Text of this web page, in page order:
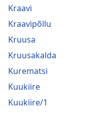
Kraavi
Kraavipõllu
Kruusa
Kruusakalda
Kurematsi
Kuukiire
Kuukiire/1